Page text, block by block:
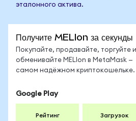
эталонного актива.
Получите MELIon за секунды
Покупайте, продавайте, торгуйте и
обменивайте MELIon в MetaMask —
самом надёжном криптокошельке.
Google Play
Рейтинг Загрузок